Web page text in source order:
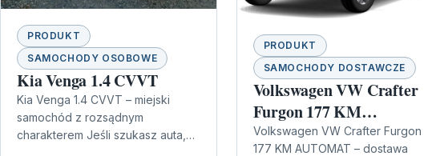
PRODUKT
SAMOCHODY OSOBOWE
Kia Venga 1.4 CVVT
Kia Venga 1.4 CVVT – miejski
samochód z rozsądnym
charakterem Jeśli szukasz auta,
PRODUKT
SAMOCHODY DOSTAWCZE
Volkswagen VW Crafter
Furgon 177 KM
AUTOMAT
Volkswagen VW Crafter Furgon
177 KM AUTOMAT – dostawa